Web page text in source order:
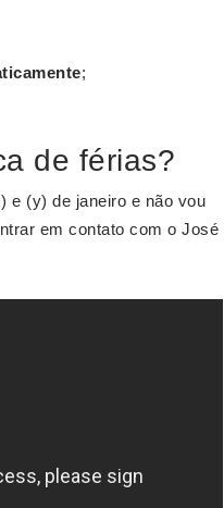
;
de férias?
e (y) de janeiro e não vou
em contato com o José